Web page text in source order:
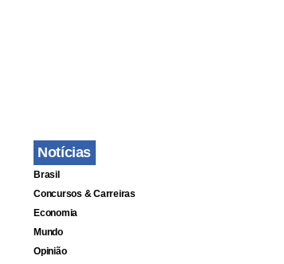
Notícias
Brasil
Concursos & Carreiras
Economia
Mundo
Opinião